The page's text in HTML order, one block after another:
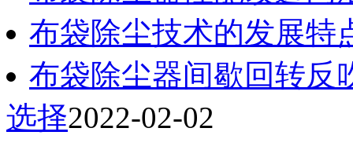
布袋除尘技术的发展特
布袋除尘器间歇回转反
选择2022-02-02